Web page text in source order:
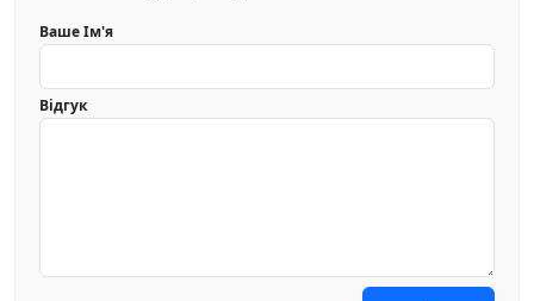
Ваше Ім'я
Відгук